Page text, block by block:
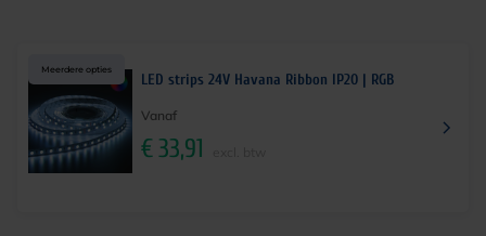
Meerdere opties
LED strips 24V Havana Ribbon IP20 | RGB
Vanaf
€33,91